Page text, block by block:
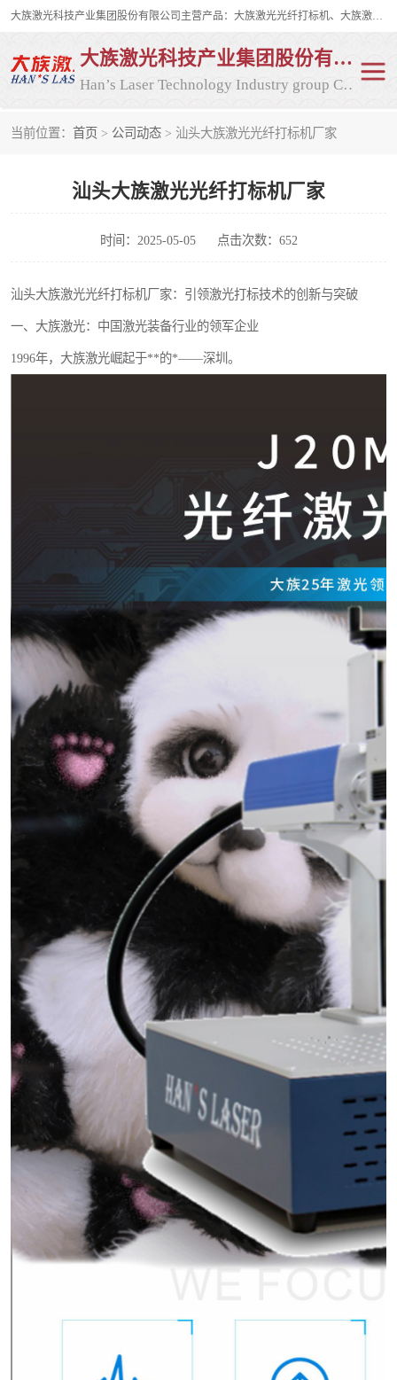
大族激光科技产业集团股份有限公司主营产品：大族激光光纤打标机、大族激光紫外打标机等，大族激光研发实力雄厚，公司拥有数百人的研发队伍，目前具有多项国际发明和国内、计算机软件着作权，多项核心技术处于国际成员之一水平，是世界上仅有的几家拥有"紫外激光"的公司之一。
大族激光科技产业集团股份有限公司
Han’s Laser Technology Industry group Co., Ltd
当前位置： 首页 > 公司动态 > 汕头大族激光光纤打标机厂家
汕头大族激光光纤打标机厂家
时间：2025-05-05 点击次数：652
汕头大族激光光纤打标机厂家：引领激光打标技术的创新与突破
一、大族激光：中国激光装备行业的领军企业
1996年，大族激光崛起于**的*——深圳。
光纤激光打标机 CO2打标机
CO2激光打标机 大族激光光纤打标机
大族激光紫外打标机 二氧化碳激光打标机
二氧化碳打标机